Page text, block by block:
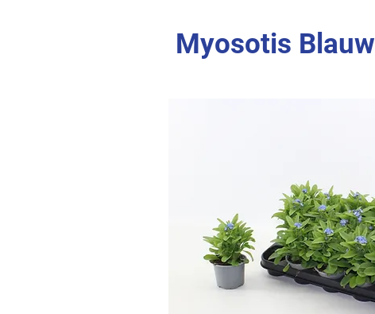
Myosotis Blauw